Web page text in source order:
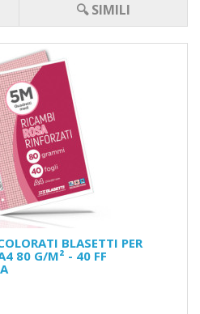
🔍 SIMILI
BLASETTI PER
80 G/M² - 40 FF